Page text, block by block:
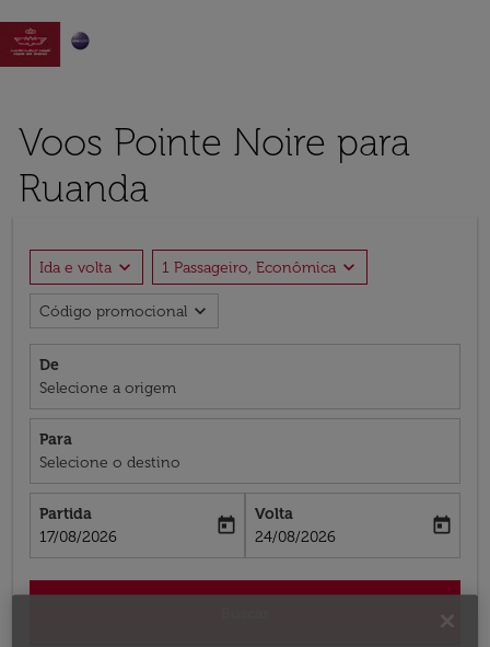

Voos Pointe Noire para
Ruanda
Ida e volta expand_more 1 Passageiro, Econômica expand_more
Código promocional expand_more
De
Selecione a origem
Para
Selecione o destino
Partida
fc-booking-departure-date-aria-label
17/08/2026
today
Volta
fc-booking-return-date-aria-label
24/08/2026
today